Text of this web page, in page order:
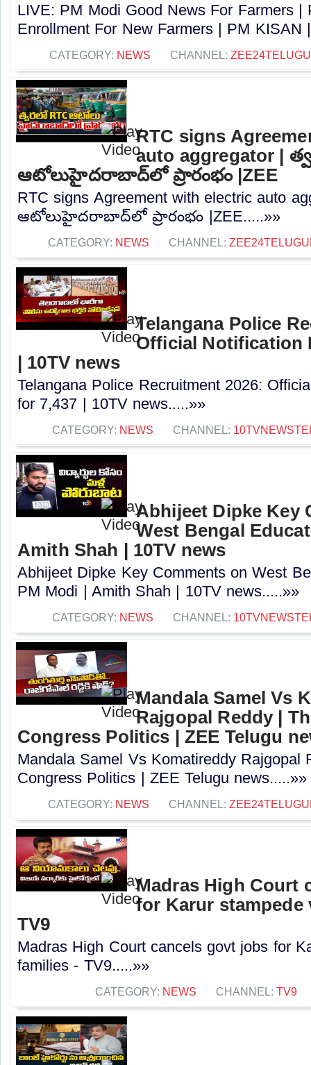
LIVE: PM Modi Good News For Farmers |
Enrollment For New Farmers | PM KISAN
CATEGORY: NEWS CHANNEL:
RTC signs
auto aggregator |
ఆటోలుహైదరాబాద్‌లో ప్రారంభం |ZEE
RTC signs Agreement with electric auto
ఆటోలుహైదరాబాద్‌లో ప్రారంభం |ZEE.....»»
CATEGORY: NEWS CHANNEL:
Telangana Police
Official Notification
| 10TV news
Telangana Police Recruitment 2026:
for 7,437 | 10TV news.....»»
CATEGORY: NEWS CHANNEL:
Abhijeet Dipke Key
West Bengal
Amith Shah | 10TV news
Abhijeet Dipke Key Comments on West
PM Modi | Amith Shah | 10TV news.....»»
CATEGORY: NEWS CHANNEL:
Mandala Samel Vs
Rajgopal Reddy |
Congress Politics | ZEE Telugu
Mandala Samel Vs Komatireddy Rajgopal
Congress Politics | ZEE Telugu news.....»»
CATEGORY: NEWS CHANNEL:
Madras High Court
for Karur
TV9
Madras High Court cancels govt jobs for
families - TV9.....»»
CATEGORY: NEWS CHANNEL: TV9